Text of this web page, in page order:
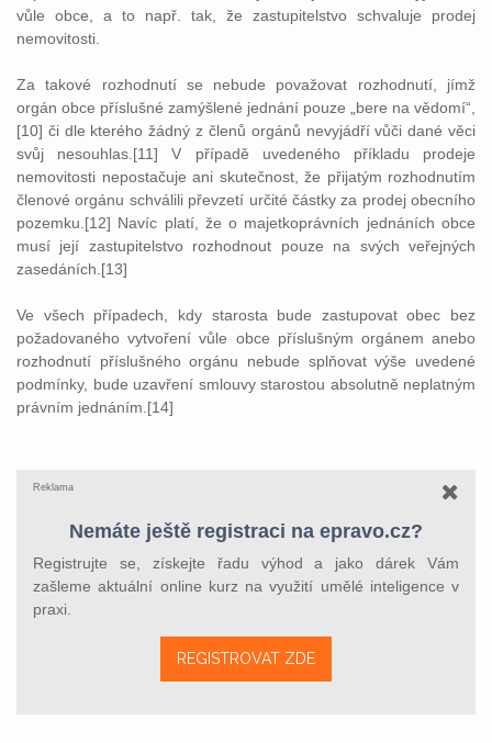
vůle obce, a to např. tak, že zastupitelstvo schvaluje prodej
nemovitosti.
Za takové rozhodnutí se nebude považovat rozhodnutí, jímž
orgán obce příslušné zamýšlené jednání pouze „bere na vědomí“,
[10] či dle kterého žádný z členů orgánů nevyjádří vůči dané věci
svůj nesouhlas.[11] V případě uvedeného příkladu prodeje
nemovitosti nepostačuje ani skutečnost, že přijatým rozhodnutím
členové orgánu schválili převzetí určité částky za prodej obecního
pozemku.[12] Navíc platí, že o majetkoprávních jednáních obce
musí její zastupitelstvo rozhodnout pouze na svých veřejných
zasedáních.[13]
Ve všech případech, kdy starosta bude zastupovat obec bez
požadovaného vytvoření vůle obce příslušným orgánem anebo
rozhodnutí příslušného orgánu nebude splňovat výše uvedené
podmínky, bude uzavření smlouvy starostou absolutně neplatným
právním jednáním.[14]
Reklama
Nemáte ještě registraci na epravo.cz?
Registrujte se, získejte řadu výhod a jako dárek Vám
zašleme aktuální online kurz na využití umělé inteligence v
praxi.
REGISTROVAT ZDE